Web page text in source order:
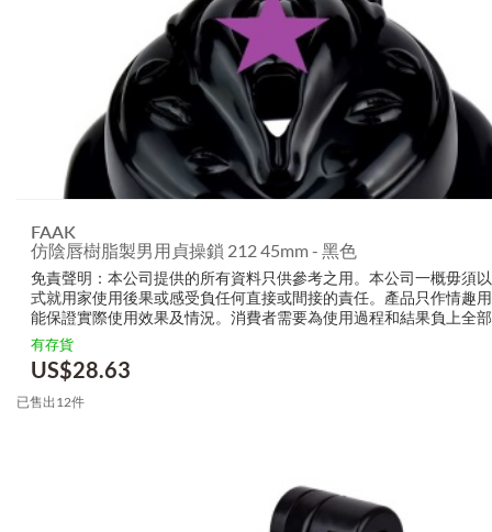
FAAK
仿陰唇樹脂製男用貞操鎖 212 45mm - 黑色
免責聲明：本公司提供的所有資料只供參考之用。本公司一概毋須
式就用家使用後果或感受負任何直接或間接的責任。產品只作情趣
能保證實際使用效果及情況。消費者需要為使用過程和結果負上全
生產商無需要以任何方式為任何直接或間接的失誤負責，包括但不
的損毀，受傷或者任何傷害。
有存貨
US$28.63
已售出12件